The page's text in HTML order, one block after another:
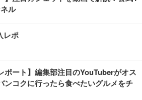
ル
レポ
ポート】編集部注目のYouTuberがオス
ンコクに行ったら食べたいグルメをチ